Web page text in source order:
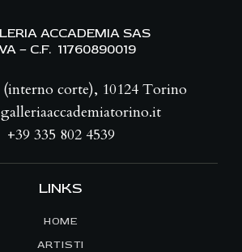
ACCADEMIA SAS
– C.F. 11760890019
corte), 10124 Torino
+39 335 802 4539
LINKS
HOME
ARTISTI